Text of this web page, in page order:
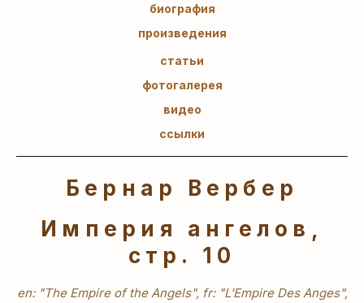
биография
произведения
статьи
фотогалерея
видео
ссылки
Бернар Вербер
Империя ангелов,
стр. 10
en: "The Empire of the Angels", fr: "L'Empire Des Anges",